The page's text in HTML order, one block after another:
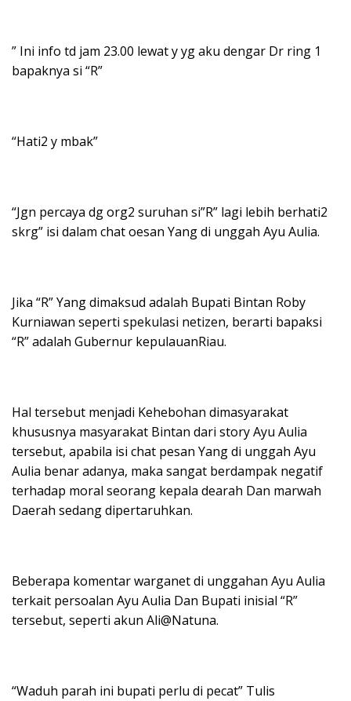
” Ini info td jam 23.00 lewat y yg aku dengar Dr ring 1
bapaknya si “R”
“Hati2 y mbak”
“Jgn percaya dg org2 suruhan si”R” lagi lebih berhati2
skrg” isi dalam chat oesan Yang di unggah Ayu Aulia.
Jika “R” Yang dimaksud adalah Bupati Bintan Roby
Kurniawan seperti spekulasi netizen, berarti bapaksi
“R” adalah Gubernur kepulauanRiau.
Hal tersebut menjadi Kehebohan dimasyarakat
khususnya masyarakat Bintan dari story Ayu Aulia
tersebut, apabila isi chat pesan Yang di unggah Ayu
Aulia benar adanya, maka sangat berdampak negatif
terhadap moral seorang kepala dearah Dan marwah
Daerah sedang dipertaruhkan.
Beberapa komentar warganet di unggahan Ayu Aulia
terkait persoalan Ayu Aulia Dan Bupati inisial “R”
tersebut, seperti akun Ali@Natuna.
“Waduh parah ini bupati perlu di pecat” Tulis